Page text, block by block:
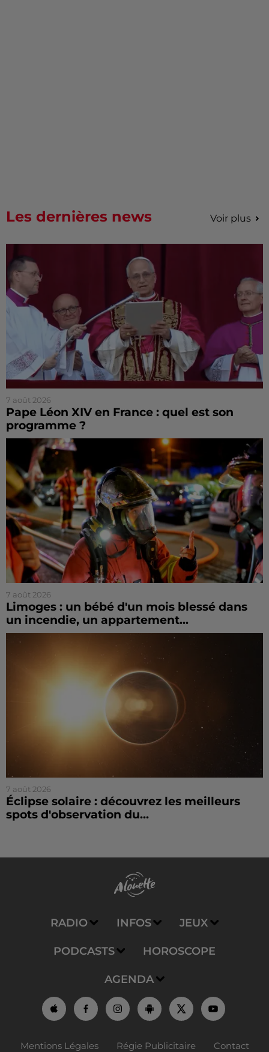
Les dernières news Voir plus
7 août 2026
Pape Léon XIV en France : quel est son
programme ?
7 août 2026
Limoges : un bébé d'un mois blessé dans
un incendie, un appartement...
7 août 2026
Éclipse solaire : découvrez les meilleurs
spots d'observation du...
RADIO INFOS JEUX
PODCASTS HOROSCOPE
AGENDA
Mentions Légales Régie Publicitaire Contact